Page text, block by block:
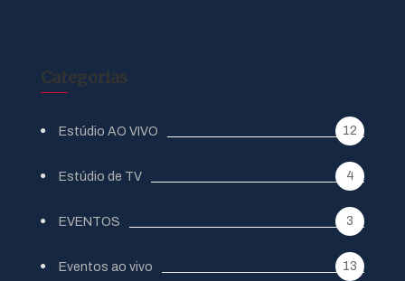
Categorias
Estúdio AO VIVO 12
Estúdio de TV 4
EVENTOS 3
Eventos ao vivo 13